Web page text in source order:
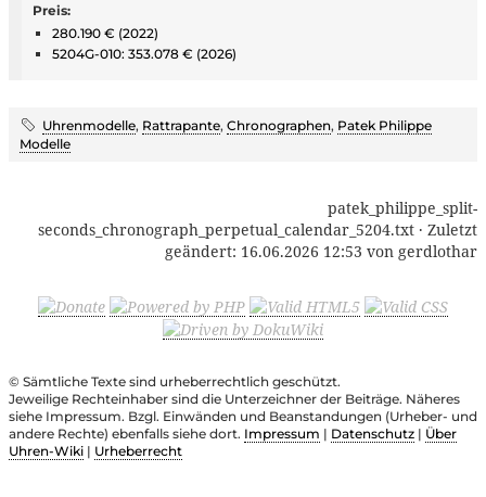
Preis:
280.190 € (2022)
5204G-010: 353.078 € (2026)
Uhrenmodelle, Rattrapante, Chronographen, Patek Philippe
Modelle
patek_philippe_split-
seconds_chronograph_perpetual_calendar_5204.txt · Zuletzt
geändert: 16.06.2026 12:53 von gerdlothar
© Sämtliche Texte sind urheberrechtlich geschützt.
Jeweilige Rechteinhaber sind die Unterzeichner der Beiträge. Näheres
siehe Impressum. Bzgl. Einwänden und Beanstandungen (Urheber- und
andere Rechte) ebenfalls siehe dort. Impressum | Datenschutz | Über
Uhren-Wiki | Urheberrecht